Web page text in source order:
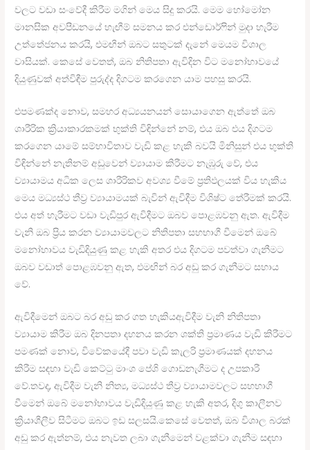
වලට වඩා සංවේදී කිරීම මගින් මෙය සිදු කරයි. මෙම හෝමෝන
මානසික අවපීඩනයේ හැඟීම් සමනය කර එන්ඩොර්ෆින් මුදා හැරීම
උත්තේජනය කරයි, එමඟින් ඔබට සතුටක් දැනේ මෙයම විශාල
වාසියක්. කෙසේ වෙතත්, ඔබ නිතිපතා ඇවිදින විට මනෝභාවයේ
දියුණුවක් අත්විඳීම පුරුද්ද දිගටම කරගෙන යාම පහසු කරයි.
එපමණක්ද නොව, සමහර අධ්‍යයනයන් සොයාගෙන ඇත්තේ ඔබ
ශාරීරික ක්‍රියාකාරකමක් භුක්ති විඳින්නේ නම්, එය ඔබ එය දිගටම
කරගෙන යාමේ සම්භාවිතාව වැඩි කළ හැකි බවයි මිනිසුන් එය භුක්ති
විඳින්නේ නැතිනම් අඩුවෙන් ව්‍යායාම කිරීමට නැඹුරු වේ, එය
ව්‍යායාමය අධික ලෙස ශාරීරිකව අවශ්‍ය වීමේ ප්‍රතිඵලයක් විය හැකිය
මෙය මධ්‍යස්ථ තීව්‍ර ව්‍යායාමයක් බැවින් ඇවිදීම විශිෂ්ට තේරීමක් කරයි.
එය අත් හැරීමට වඩා වැඩිපුර ඇවිදීමට ඔබව පොළඹවනු ඇත. ඇවිදීම
වැනි ඔබ ප්‍රිය කරන ව්‍යායාමවලට නිතිපතා සහභාගී වීමෙන් ඔබේ
මනෝභාවය වැඩිදියුණු කළ හැකි අතර එය දිගටම පවත්වා ගැනීමට
ඔබව වඩාත් පොළඹවනු ඇත, එමඟින් බර අඩු කර ගැනීමට සහාය
වේ.
ඇවිදීමෙන් ඔබට බර අඩු කර ගත හැකියඇවිදීම වැනි නිතිපතා
ව්‍යායාම කිරීම ඔබ දිනපතා දහනය කරන ශක්ති ප්‍රමාණය වැඩි කිරීමට
පමණක් නොව, විවේකයේදී පවා වැඩි කැලරි ප්‍රමාණයක් දහනය
කිරීම සඳහා වැඩි කෙට්ටු මාංශ පේශි ගොඩනැගීමට ද උපකාරී
වේ.තවද, ඇවිදීම වැනි නිත්‍ය, මධ්‍යස්ථ තීව්‍ර ව්‍යායාමවලට සහභාගී
වීමෙන් ඔබේ මනෝභාවය වැඩිදියුණු කළ හැකි අතර, දිගු කාලීනව
ක්‍රියාශීලීව සිටීමට ඔබට ඉඩ සලසයි.කෙසේ වෙතත්, ඔබ විශාල බරක්
අඩු කර ඇත්නම්, එය නැවත ලබා ගැනීමෙන් වළක්වා ගැනීම සඳහා